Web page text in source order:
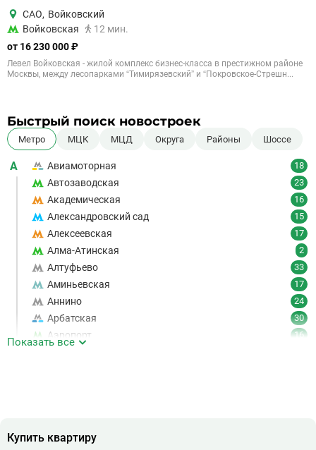
САО, Войковский
Войковская
12 мин.
от 16 230 000 ₽
Левел Войковская - жилой комплекс бизнес-класса в престижном районе
Москвы, между лесопарками “Тимирязевский” и “Покровское-Стрешн...
Быстрый поиск новостроек
Метро МЦК МЦД Округа Районы Шоссе
А Авиамоторная 18
Автозаводская 23
Академическая 16
Александровский сад 15
Алексеевская 17
Алма-Атинская 2
Алтуфьево 33
Аминьевская 17
Аннино 24
Арбатская 30
Аэропорт 16
Беговая
Показать все
Купить квартиру